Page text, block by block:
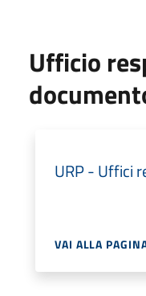
Ufficio
URP - Uffici
VAI ALLA